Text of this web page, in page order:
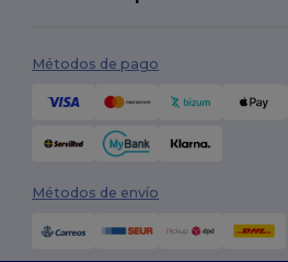
Métodos de pago
Métodos de envío